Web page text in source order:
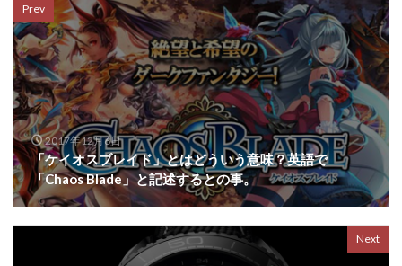
Prev
2017年12月6日
「ケイオスブレイド」とはどういう意味？英語で
「Chaos Blade」と記述するとの事。
Next